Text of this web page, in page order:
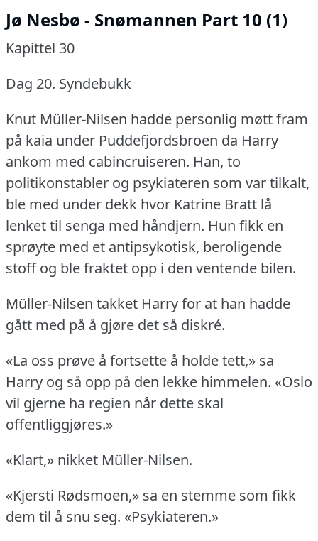
Jø Nesbø - Snømannen Part 10 (1)
Kapittel 30
Dag 20. Syndebukk
Knut Müller-Nilsen hadde personlig møtt fram
på kaia under Puddefjordsbroen da Harry
ankom med cabincruiseren. Han, to
politikonstabler og psykiateren som var tilkalt,
ble med under dekk hvor Katrine Bratt lå
lenket til senga med håndjern. Hun fikk en
sprøyte med et antipsykotisk, beroligende
stoff og ble fraktet opp i den ventende bilen.
Müller-Nilsen takket Harry for at han hadde
gått med på å gjøre det så diskré.
«La oss prøve å fortsette å holde tett,» sa
Harry og så opp på den lekke himmelen. «Oslo
vil gjerne ha regien når dette skal
offentliggjøres.»
«Klart,» nikket Müller-Nilsen.
«Kjersti Rødsmoen,» sa en stemme som fikk
dem til å snu seg. «Psykiateren.»